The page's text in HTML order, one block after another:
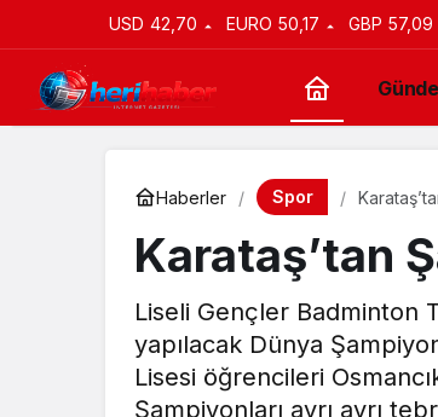
USD 42,70 EURO 50,17 GBP 57,09
Haberler Spor
Karataş’tan
Liseli Gençler Badminton
yapılacak Dünya
Lisesi öğrencileri
Şampiyonları ayrı ayrı